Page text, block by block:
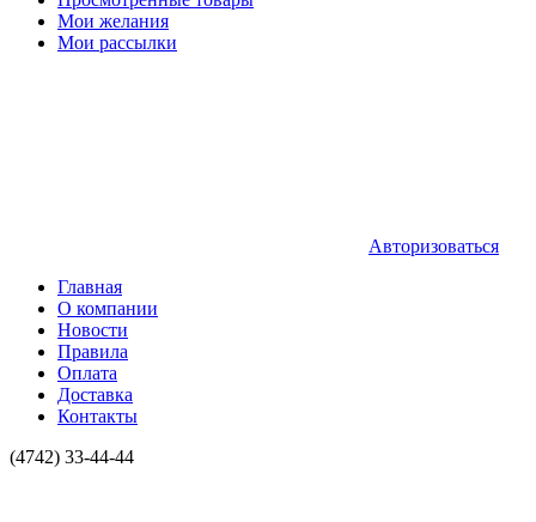
Мои желания
Мои рассылки
Авторизоваться
Главная
О компании
Новости
Правила
Оплата
Доставка
Контакты
(4742) 33-44-44